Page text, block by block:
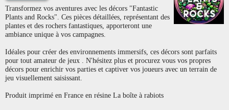
Transformez vos aventures avec les décors "Fantastic
Plants and Rocks". Ces pièces détaillées, représentant des
plantes et des rochers fantastiques, apporteront une
ambiance unique à vos campagnes.
Idéales pour créer des environnements immersifs, ces décors sont parfaits
pour tout amateur de jeux . N'hésitez plus et procurez vous vos propres
décors pour enrichir vos parties et captiver vos joueurs avec un terrain de
jeu visuellement saisissant.
Produit imprimé en France en résine La boîte à rabiots